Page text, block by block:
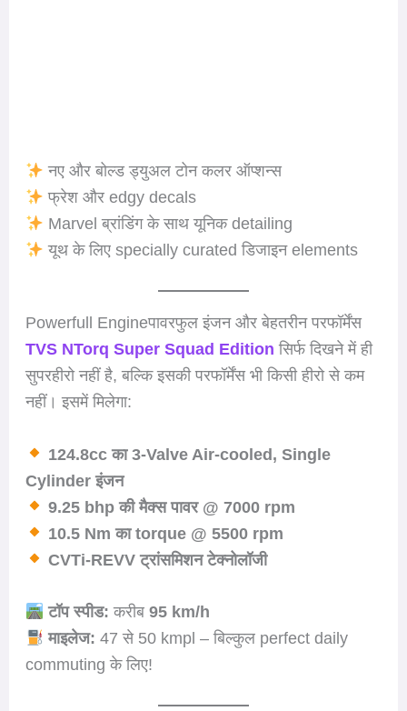
नए और बोल्ड ड्युअल टोन कलर ऑप्शन्स
फ्रेश और edgy decals
Marvel ब्रांडिंग के साथ यूनिक detailing
यूथ के लिए specially curated डिजाइन elements
Powerfull Engineपावरफुल इंजन और बेहतरीन परफॉर्मेंस
TVS NTorq Super Squad Edition सिर्फ दिखने में ही
सुपरहीरो नहीं है, बल्कि इसकी परफॉर्मेंस भी किसी हीरो से कम
नहीं। इसमें मिलेगा:
124.8cc का 3-Valve Air-cooled, Single
Cylinder इंजन
9.25 bhp की मैक्स पावर @ 7000 rpm
10.5 Nm का torque @ 5500 rpm
CVTi-REVV ट्रांसमिशन टेक्नोलॉजी
टॉप स्पीड: करीब95 km/h
माइलेज: 47 से 50 kmpl – बिल्कुल perfect daily
commuting के लिए!